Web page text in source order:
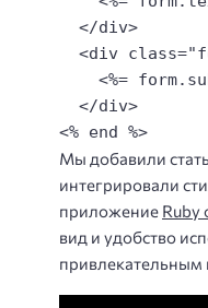
  </div>
<div
<%=
  </div>
<% end %>
Мы добавили
интегрировали
приложение Ruby
вид и удобство